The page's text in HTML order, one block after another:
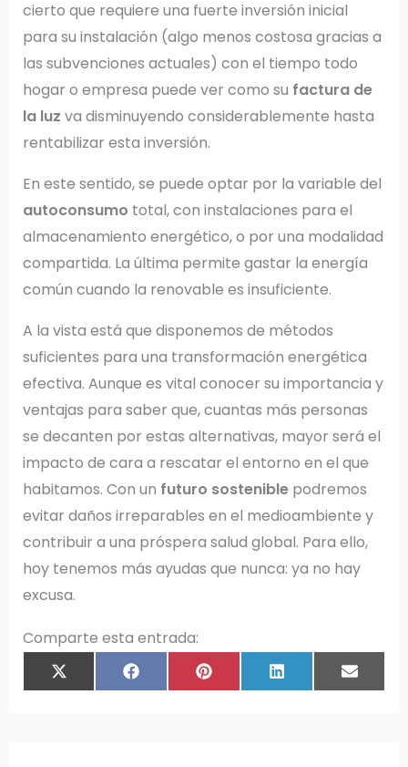
cierto que requiere una fuerte inversión inicial
para su instalación (algo menos costosa gracias a
las subvenciones actuales) con el tiempo todo
hogar o empresa puede ver como su factura de
la luz va disminuyendo considerablemente hasta
rentabilizar esta inversión.
En este sentido, se puede optar por la variable del
autoconsumo total, con instalaciones para el
almacenamiento energético, o por una modalidad
compartida. La última permite gastar la energía
común cuando la renovable es insuficiente.
A la vista está que disponemos de métodos
suficientes para una transformación energética
efectiva. Aunque es vital conocer su importancia y
ventajas para saber que, cuantas más personas
se decanten por estas alternativas, mayor será el
impacto de cara a rescatar el entorno en el que
habitamos. Con un futuro sosteniblepodremos
evitar daños irreparables en el medioambiente y
contribuir a una próspera salud global. Para ello,
hoy tenemos más ayudas que nunca: ya no hay
excusa.
Comparte esta entrada:
COMPARTIR
EN
X
T
COMPARTIR
F
C
COMPARTIR
P
N
COMPARTIR
EN
L
N
E
A